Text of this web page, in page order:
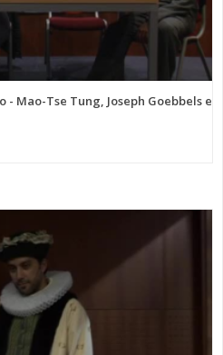
Mao-Tse Tung, Joseph Goebbels e